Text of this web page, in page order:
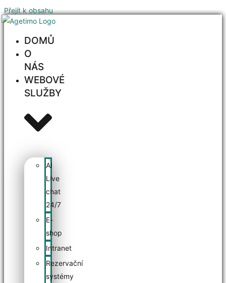
Přejít k obsahu
DOMŮ
O
NÁS
WEBOVÉ
SLUŽBY
AI
Live
chat
24/7
E-
shop
Intranet
Rezervační
systémy